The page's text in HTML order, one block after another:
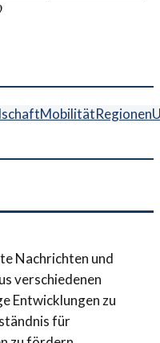
MobilitätRegionen
Nachrichten und
verschiedenen
Entwicklungen zu
für